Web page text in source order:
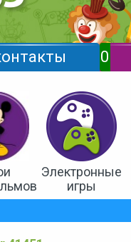
0
Электронные
игры